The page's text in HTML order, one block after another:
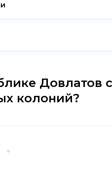
Довлатов
колоний?